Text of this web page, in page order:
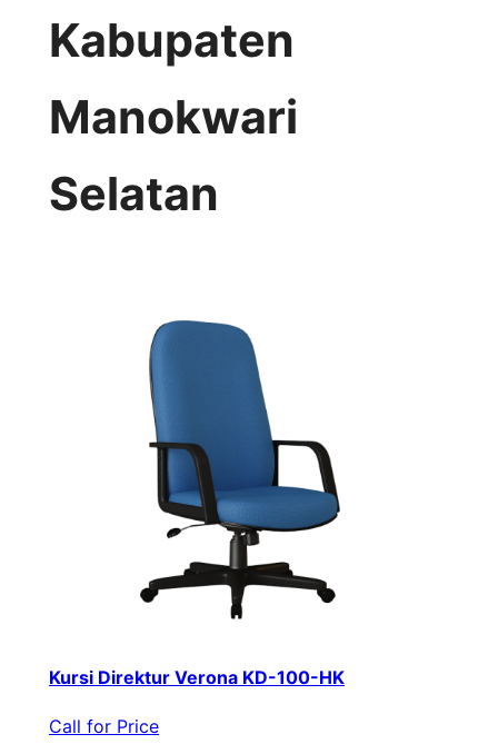
Kabupaten
Manokwari
Selatan
Kursi Direktur Verona KD-100-HK
Call for Price